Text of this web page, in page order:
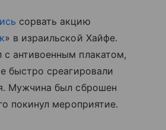
сорвать акцию
» в израильской Хайфе.
антивоенным плакатом,
быстро среагировали
Мужчина был сброшен
покинул мероприятие.